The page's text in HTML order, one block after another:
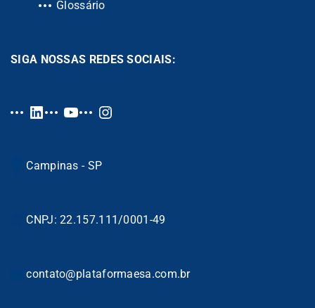
Glossário
SIGA NOSSAS REDES SOCIAIS:
Campinas - SP
CNPJ: 22.157.111/0001-49
contato@plataformaesa.com.br